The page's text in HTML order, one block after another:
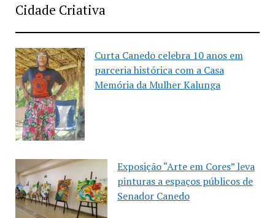
Cidade Criativa
Curta Canedo celebra 10 anos em
parceria histórica com a Casa
Memória da Mulher Kalunga
Exposição “Arte em Cores” leva
pinturas a espaços públicos de
Senador Canedo